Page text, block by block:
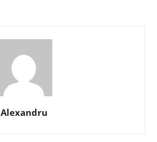
Alexandru